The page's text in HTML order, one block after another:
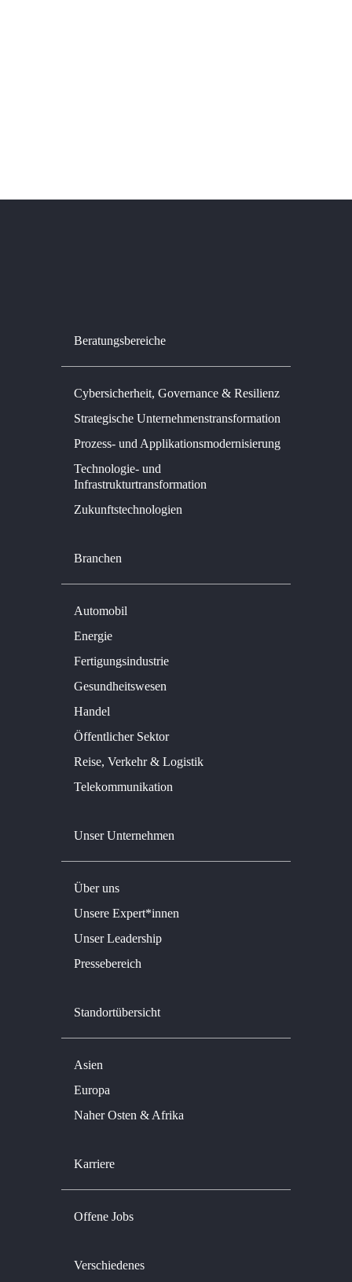
Beratungsbereiche
Cybersicherheit, Governance & Resilienz
Strategische Unternehmenstransformation
Prozess- und Applikationsmodernisierung
Technologie- und
Infrastrukturtransformation
Zukunftstechnologien
Branchen
Automobil
Energie
Fertigungsindustrie
Gesundheitswesen
Handel
Öffentlicher Sektor
Reise, Verkehr & Logistik
Telekommunikation
Unser Unternehmen
Über uns
Unsere Expert*innen
Unser Leadership
Pressebereich
Standortübersicht
Asien
Europa
Naher Osten & Afrika
Karriere
Offene Jobs
Verschiedenes